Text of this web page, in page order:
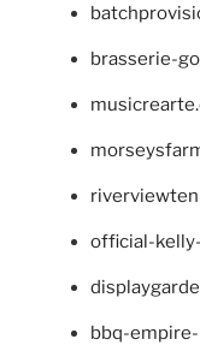
brasserie-
official-
bbq-